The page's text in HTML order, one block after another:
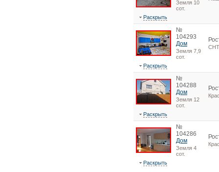
Земля 10
сот.
Раскрыть
№
104293
Дом
Земля 7,9
сот.
СНТ
Раскрыть
№
104288
Дом
Земля 12
сот.
Раскрыть
№
104286
Дом
Земля 4
сот.
Раскрыть